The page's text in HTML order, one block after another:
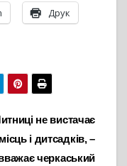
Друк
не вистачає
і дитсадків, –
черкаський